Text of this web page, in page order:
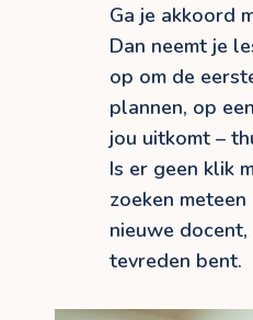
Ga je akkoord
Dan neemt je
op om de
plannen, op
jou uitkomt –
Is er geen klik
zoeken
nieuwe
tevreden bent.